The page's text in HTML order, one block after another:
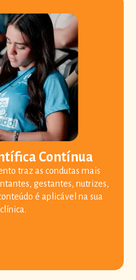
Contínua
traz as condutas mais
gestantes, nutrizes,
é aplicável na sua